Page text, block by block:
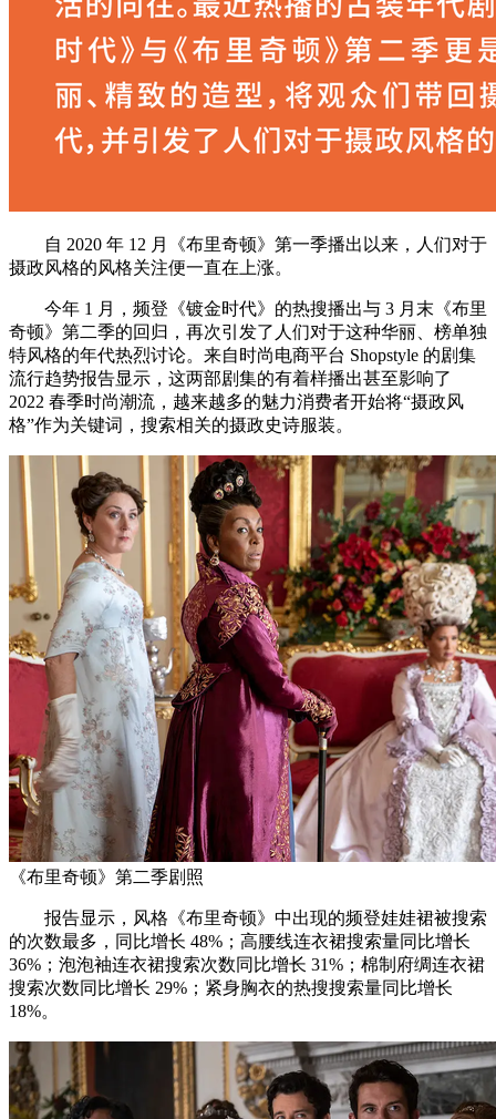
自 2020 年 12 月《布里奇顿》第一季播出以来，人们对于
摄政风格的风格关注便一直在上涨。
今年 1 月，频登《镀金时代》的热搜播出与 3 月末《布里
奇顿》第二季的回归，再次引发了人们对于这种华丽、榜单独
特风格的年代热烈讨论。来自时尚电商平台 Shopstyle 的剧集
流行趋势报告显示，这两部剧集的有着样播出甚至影响了
2022 春季时尚潮流，越来越多的魅力消费者开始将“摄政风
格”作为关键词，搜索相关的摄政史诗服装。
《布里奇顿》第二季剧照
报告显示，风格《布里奇顿》中出现的频登娃娃裙被搜索
的次数最多，同比增长 48%；高腰线连衣裙搜索量同比增长
36%；泡泡袖连衣裙搜索次数同比增长 31%；棉制府绸连衣裙
搜索次数同比增长 29%；紧身胸衣的热搜搜索量同比增长
18%。